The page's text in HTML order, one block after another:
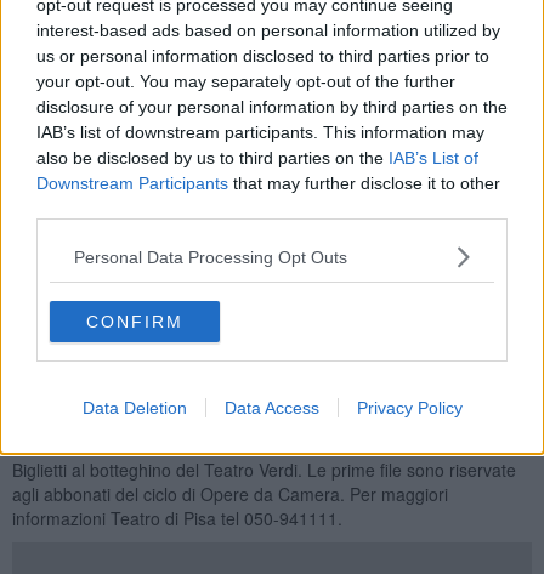
opt-out request is processed you may continue seeing
interest-based ads based on personal information utilized by
us or personal information disclosed to third parties prior to
your opt-out. You may separately opt-out of the further
disclosure of your personal information by third parties on the
IAB’s list of downstream participants. This information may
also be disclosed by us to third parties on the IAB’s List of
Downstream Participants that may further disclose it to other
Personal Data Processing Opt Outs
CONFIRM
Data Deletion Data Access Privacy Policy
ChaillyeAngelo Bellisario.
La regia è diStefano Mecenate , al pianoforteEugenio Milazzo
scene virtuali diPierpaolo Magnani. Gli interpreti sono tutti giovani
cantanti, alcuni dei quali già familiari al pubblico del Verdi: ne
Mantello” Sofia Janelidze(Mamma),Javier Landete(Giovanni),
Dafne Tian Hui(Marietta) eRaffaella Palumbo(Rita), con il
piccolo Elias Moranonei panni di Pietruccio; in“Amici” ancora
Javier Landete (Tony Appacher),Raffaella Palumbo (Moglie di
(Amedeo Corti),Stefano Trizzino(Mario Tamburlani) eFabio
Mario La Mattina(Don Raimondo), questi ultimi due già molto
“Si camminava sull’Arno”
, l’altra prima
assoluta che ha inaugurato il ciclo pochi mesi fa.
Voci recitanti,Sabrina Iannello
A unire le due opere è il tema dell’amore e della morte, "anche se,
due grandi temi sono declinati: più ricco di speranze, di passioni,
forse di illusioni il primo, più disincantato, cinico, sarcastico il
Biglietti al botteghino del Teatro Verdi. Le prime file sono riservate
agli abbonati del ciclo di Opere da Camera. Per maggiori
informazioni Teatro di Pisa tel 050-941111.